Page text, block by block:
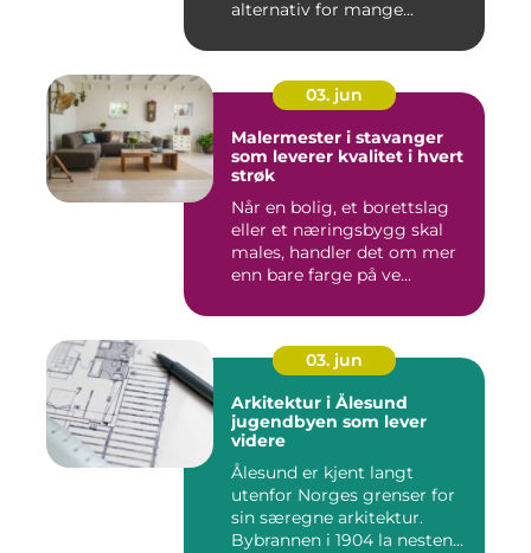
alternativ for mange...
03. jun
Malermester i stavanger
som leverer kvalitet i hvert
strøk
Når en bolig, et borettslag
eller et næringsbygg skal
males, handler det om mer
enn bare farge på ve...
03. jun
Arkitektur i Ålesund
jugendbyen som lever
videre
Ålesund er kjent langt
utenfor Norges grenser for
sin særegne arkitektur.
Bybrannen i 1904 la nesten...